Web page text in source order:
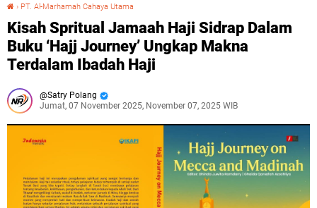
› PT. Al-Marhamah Cahaya Utama
Kisah Spritual Jamaah Haji Sidrap Dalam
Buku ‘Hajj Journey’ Ungkap Makna
Terdalam Ibadah Haji
Satry Polang
Jumat, 07 November 2025, November 07, 2025 WIB